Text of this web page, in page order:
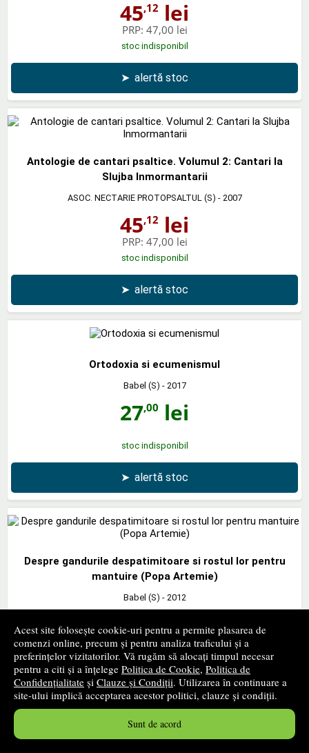
Acest site folosește cookie-uri pentru a permite plasarea de
comenzi online, precum și pentru analiza traficului și a
preferințelor vizitatorilor. Vă rugăm să alocați timpul necesar
pentru a citi și a înțelege Politica de Cookie, Politica de
Confidențialitate și Clauze și Condiții. Utilizarea în continuare a
site-ului implică acceptarea acestor politici, clauze și condiții.
Sunt de acord
45,12 lei
PRP: 47,00 lei
stoc indisponibil
➤ alertă stoc
Antologie de cantari psaltice. Volumul 2: Cantari la
Slujba Inmormantarii
ASOC. NECTARIE PROTOPSALTUL (S) - 2007
45,12 lei
PRP: 47,00 lei
stoc indisponibil
➤ alertă stoc
Ortodoxia si ecumenismul
Babel (S) - 2017
27,00 lei
stoc indisponibil
➤ alertă stoc
Despre gandurile despatimitoare si rostul lor pentru
mantuire (Popa Artemie)
Babel (S) - 2012
19 lei
stoc indisponibil
➤ alertă stoc